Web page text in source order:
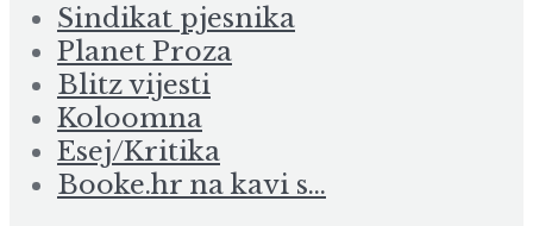
Sindikat pjesnika
Planet Proza
Blitz vijesti
Koloomna
Esej/Kritika
Booke.hr na kavi s…